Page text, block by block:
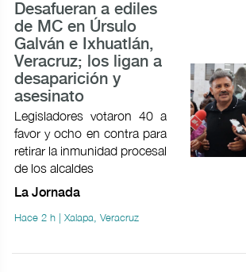
Desafueran a ediles
de MC en Úrsulo
Galván e Ixhuatlán,
Veracruz; los ligan a
desaparición y
asesinato
Legisladores votaron 40 a
favor y ocho en contra para
retirar la inmunidad procesal
de los alcaldes
La Jornada
Hace 2 h | Xalapa, Veracruz